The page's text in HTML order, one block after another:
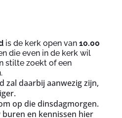
is de kerk open van10.00
die even in de kerk wil
stilte zoekt of een
zal daarbij aanwezig zijn,
op die dinsdagmorgen.
en kennissen hier